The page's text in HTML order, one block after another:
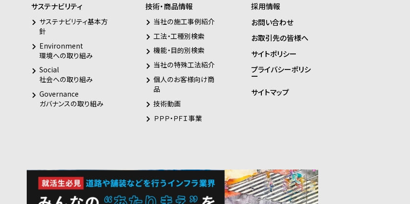
サステナビリティ
サステナビリティ基本方
針
Environment
環境への取り組み
Social
社会への取り組み
Governance
ガバナンスの取り組み
技術・商品情報
当社の施工事例紹介
工法・工種別検索
機能・目的別検索
当社の特殊工法紹介
個人のお客様向け商
品
技術動画
ＰＰＰ・ＰＦＩ事業
採用情報
お問い合わせ
お取引先の皆様へ
サイトポリシー
プライバシーポリシ
ー
サイトマップ